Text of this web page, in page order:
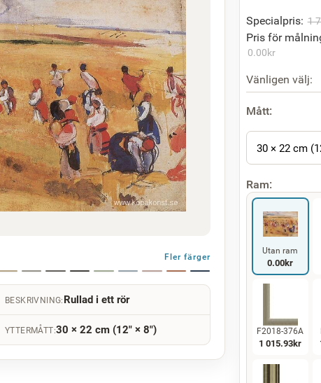
Fler färger
BESKRIVNING: Rullad i ett rör
YTTERMÅTT:30 × 22 cm (12" × 8")
Specialpris: 1
Pris för
0.00kr
Vänligen välj:
Mått:
30 × 22 cm
Ram:
Utan ram
0.00kr
F2018-376A
1 015.93kr